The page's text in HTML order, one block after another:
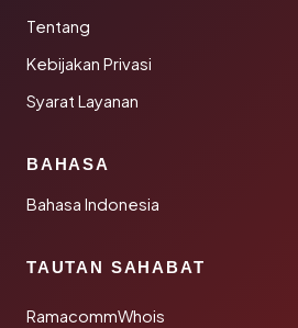
Tentang
Kebijakan Privasi
Syarat Layanan
BAHASA
Bahasa Indonesia
TAUTAN SAHABAT
RamacommWhois